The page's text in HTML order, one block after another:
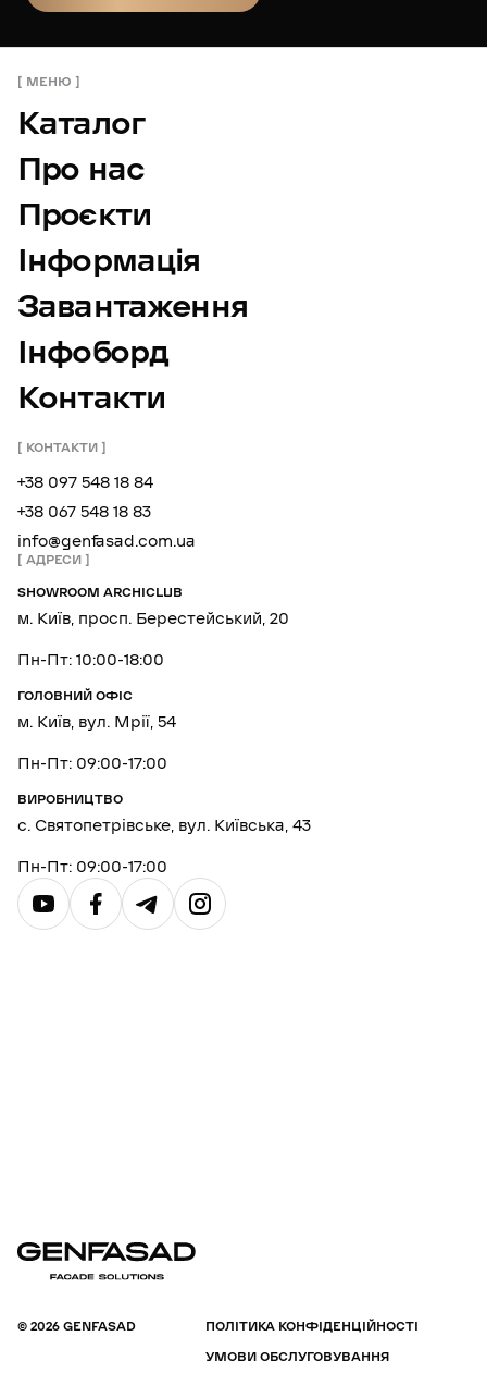
МЕНЮ
Каталог
Про нас
Проєкти
Інформація
Завантаження
Інфоборд
Контакти
КОНТАКТИ
+38 097 548 18 84
+38 067 548 18 83
info@genfasad.com.ua
АДРЕСИ
SHOWROOM ARCHICLUB
м. Київ, просп. Берестейський, 20
Пн-Пт: 10:00-18:00
ГОЛОВНИЙ ОФІС
м. Київ, вул. Мрії, 54
Пн-Пт: 09:00-17:00
ВИРОБНИЦТВО
с. Святопетрівське, вул. Київська, 43
Пн-Пт: 09:00-17:00
© 2026 GENFASAD
ПОЛІТИКА КОНФІДЕНЦІЙНОСТІ
УМОВИ ОБСЛУГОВУВАННЯ